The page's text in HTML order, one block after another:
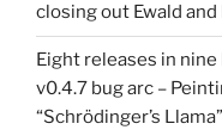
closing out Ewald
Eight releases in
v0.4.7 bug arc –
“Schrödinger’s